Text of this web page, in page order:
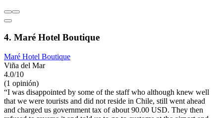
4. Maré Hotel Boutique
Maré Hotel Boutique
Viña del Mar
4.0/10
(1 opinión)
“I was disappointed by some of the staff who although knew well
that we were tourists and did not reside in Chile, still went ahead
and charged us government tax of about 90.00 USD. They then